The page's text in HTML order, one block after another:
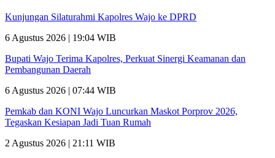
Kunjungan Silaturahmi Kapolres Wajo ke DPRD
6 Agustus 2026 | 19:04 WIB
Bupati Wajo Terima Kapolres, Perkuat Sinergi Keamanan dan
Pembangunan Daerah
6 Agustus 2026 | 07:44 WIB
Pemkab dan KONI Wajo Luncurkan Maskot Porprov 2026,
Tegaskan Kesiapan Jadi Tuan Rumah
2 Agustus 2026 | 21:11 WIB